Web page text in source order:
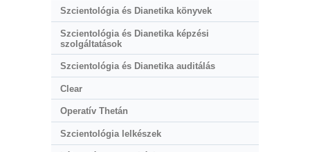
Szcientológia és Dianetika könyvek
Szcientológia és Dianetika képzési
szolgáltatások
Szcientológia és Dianetika auditálás
Clear
Operatív Thetán
Szcientológia lelkészek